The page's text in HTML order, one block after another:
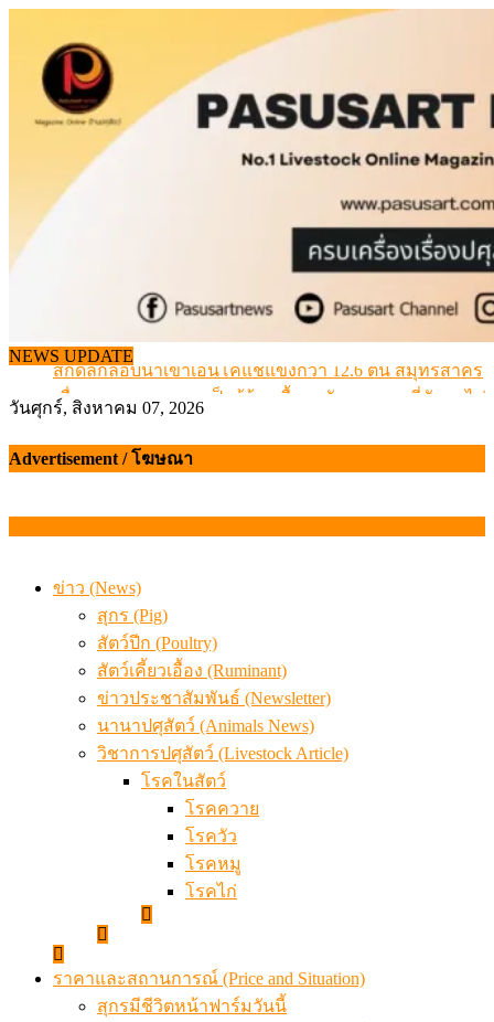
content
NEWS UPDATE
สกัดลักลอบนำเข้าเอ็นโคแช่แข็งกว่า 12.6 ตัน สมุทรสาคร
เมื่อเกษตรกรถูกมองเป็นผู้ร้ายเบื้องหลังราคาหมูที่สังคมไม่
สุดอั้น! ไข่ไก่หน้าฟาร์มปรับขึ้นอีก 6 บาท/แผง เริ่ม 7 ส.ค.69
เดินหน้าดัน “ราคากลางโคเนื้อ” แก้ปัญหาราคาโคเนื้อตก
เมื่อเกษตรกรถูกมองเป็นผู้ร้ายเบื้องหลังราคาหมูที่สังคมไม่
วันศุกร์, สิงหาคม 07, 2026
Advertisement / โฆษณา
ข่าว (News)
สุกร (Pig)
สัตว์ปีก (Poultry)
สัตว์เคี้ยวเอื้อง (Ruminant)
ข่าวประชาสัมพันธ์ (Newsletter)
นานาปศุสัตว์ (Animals News)
วิชาการปศุสัตว์ (Livestock Article)
โรคในสัตว์
โรคควาย
โรควัว
โรคหมู
โรคไก่
ราคาและสถานการณ์ (Price and Situation)
สุกรมีชีวิตหน้าฟาร์มวันนี้